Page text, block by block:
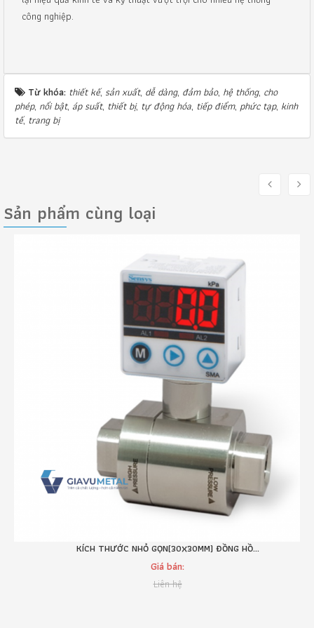
công nghiệp.
Từ khóa: thiết kế, sản xuất, dễ dàng, đảm bảo, hệ thống, cho
phép, nổi bật, áp suất, thiết bị, tự động hóa, tiếp điểm, phức tạp, kinh
tế, trang bị
Sản phẩm cùng loại
KÍCH THƯỚC NHỎ GỌN(30X30MM) ĐỒNG HỒ...
Giá bán:
Liên hệ
LOẠI NHỎ GỌN PHÒNG NỔ (30X30MM) ĐỒNG HỒ...
Giá bán:
Liên hệ